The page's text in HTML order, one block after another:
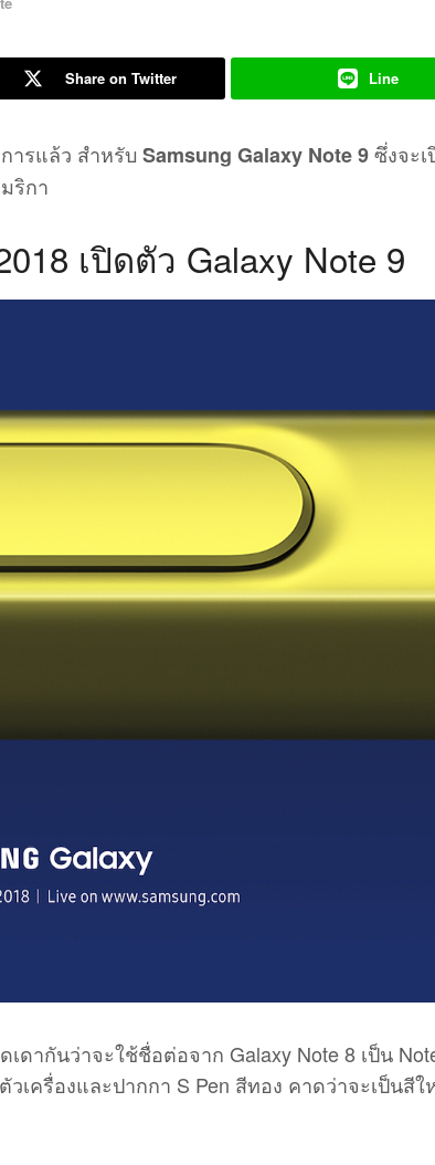
Share on Twitter Line
ารแล้ว สำหรับ Samsung Galaxy Note 9ซึ่งจะ
ริกา
เปิดตัว Galaxy Note 9
ากันว่าจะใช้ชื่อต่อจาก Galaxy Note 8 เป็น
ครื่องและปากกา S Pen สีทอง คาดว่าจะเป็นสีใ